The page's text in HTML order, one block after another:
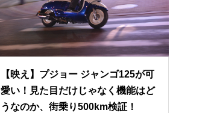
【映え】プジョー ジャンゴ125が可
愛い！見た目だけじゃなく機能はど
うなのか、街乗り500km検証！